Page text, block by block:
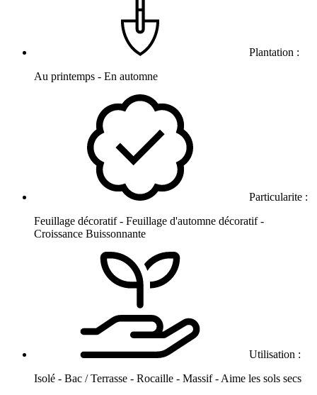
Plantation :
Au printemps - En automne
Particularite :
Feuillage décoratif - Feuillage d'automne décoratif -
Croissance Buissonnante
Utilisation :
Isolé - Bac / Terrasse - Rocaille - Massif - Aime les sols secs